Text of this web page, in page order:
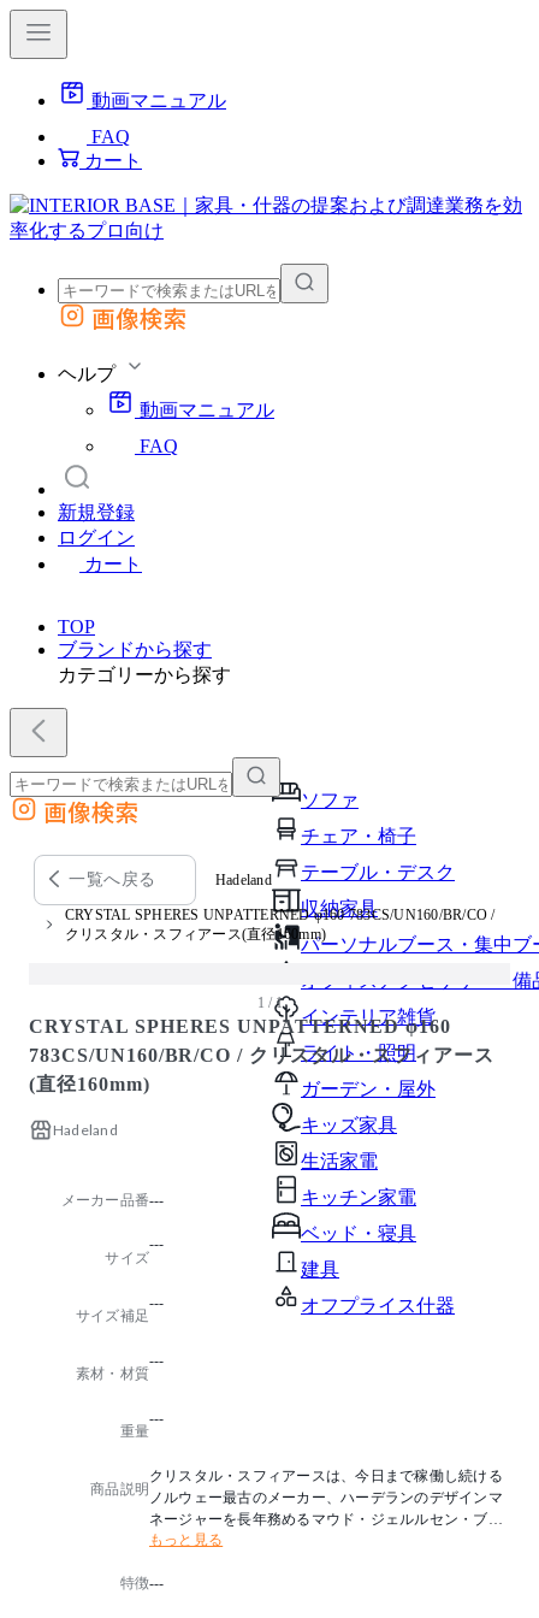
動画マニュアル
FAQ
カート
外部サイトの商品をカートに追加
画像検索
ヘルプ
動画マニュアル
FAQ
新規登録
ログイン
カート
TOP
ブランドから探す
カテゴリーから探す
ソファ
チェア・椅子
テーブル・デスク
収納家具
パーソナルブース・集中ブ
オフィスアクセサリー・備
インテリア雑貨
ライト・照明
ガーデン・屋外
キッズ家具
生活家電
キッチン家電
ベッド・寝具
建具
オフプライス什器
外部サイトの商品をカートに追加
他のサイトで見つけた商品ページのURLを貼り付けて、カートに追加できます
画像検索
一覧へ戻る Hadeland
CRYSTAL SPHERES UNPATTERNED φ160 783CS/UN160/BR/CO /
クリスタル・スフィアース(直径160mm)
1 / 1
CRYSTAL SPHERES UNPATTERNED φ160
783CS/UN160/BR/CO / クリスタル・スフィアース
(直径160mm)
Hadeland
メーカー品番---
サイズ
---
サイズ補足
---
素材・材質
---
重量
---
商品説明
クリスタル・スフィアースは、今日まで稼働し続ける
ノルウェー最古のメーカー、ハーデランのデザインマ
ネージャーを長年務めるマウド・ジェルルセン・ブッ
ゲによってデザインされました。
ができます。
もっと見る
特徴---